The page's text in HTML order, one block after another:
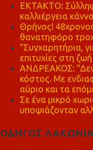
ΕΚΤΑΚΤΟ:
καλλιέργεια
Θρήνος!
θανατηφόρο
"Συγχαρητήρια,
επιτυχίες στη
ΑΝΔΡΕΑΚΟΣ: "Δεν
κόστος. Με
αύριο και τα
Σε ένα μικρό
υποψιάζονταν
ΟΔΗΓΟΣ